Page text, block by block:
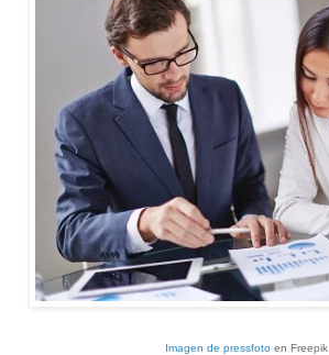
Imagen de pressfoto en Freepik